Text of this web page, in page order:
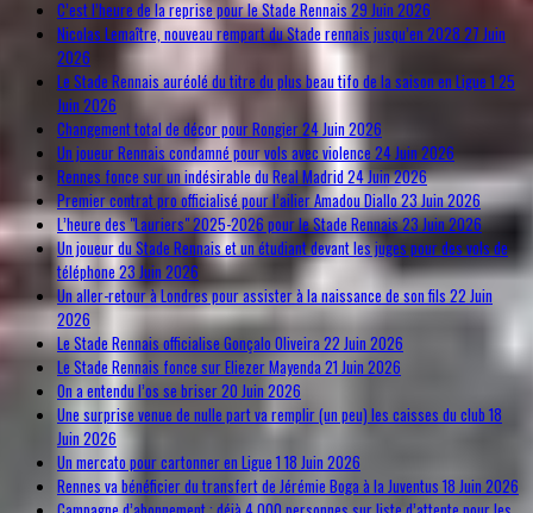
C’est l’heure de la reprise pour le Stade Rennais 29 Juin 2026
Nicolas Lemaître, nouveau rempart du Stade rennais jusqu’en 2028 27 Juin
2026
Le Stade Rennais auréolé du titre du plus beau tifo de la saison en Ligue 125
Juin 2026
Changement total de décor pour Rongier24 Juin 2026
Un joueur Rennais condamné pour vols avec violence 24 Juin 2026
Rennes fonce sur un indésirable du Real Madrid24 Juin 2026
Premier contrat pro officialisé pour l’ailier Amadou Diallo23 Juin 2026
L’heure des "Lauriers" 2025-2026 pour le Stade Rennais23 Juin 2026
Un joueur du Stade Rennais et un étudiant devant les juges pour des vols de
téléphone23 Juin 2026
Un aller-retour à Londres pour assister à la naissance de son fils 22 Juin
2026
Le Stade Rennais officialise Gonçalo Oliveira 22 Juin 2026
Le Stade Rennais fonce sur Eliezer Mayenda 21 Juin 2026
On a entendu l’os se briser20 Juin 2026
Une surprise venue de nulle part va remplir (un peu) les caisses du club 18
Juin 2026
Un mercato pour cartonner en Ligue 1 18 Juin 2026
Rennes va bénéficier du transfert de Jérémie Boga à la Juventus 18 Juin 2026